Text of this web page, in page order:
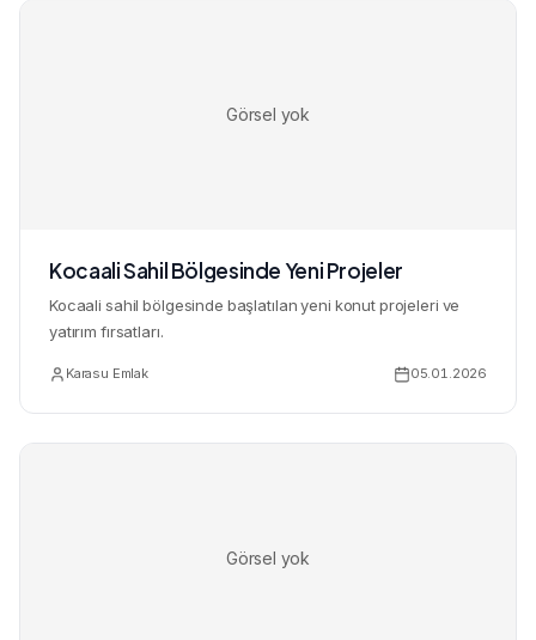
Görsel yok
Kocaali Sahil Bölgesinde Yeni Projeler
Kocaali sahil bölgesinde başlatılan yeni konut projeleri ve
yatırım fırsatları.
Karasu Emlak 05.01.2026
Görsel yok